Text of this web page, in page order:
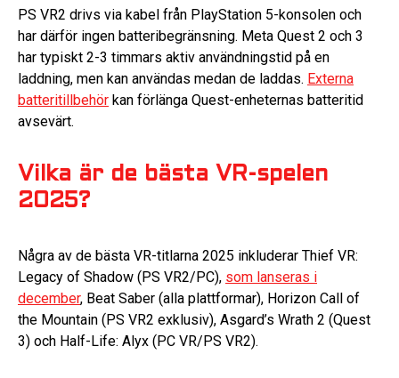
PS VR2 drivs via kabel från PlayStation 5-konsolen och
har därför ingen batteribegränsning. Meta Quest 2 och 3
har typiskt 2-3 timmars aktiv användningstid på en
laddning, men kan användas medan de laddas. Externa
batteritillbehör kan förlänga Quest-enheternas batteritid
avsevärt.
Vilka är de bästa VR-spelen
2025?
Några av de bästa VR-titlarna 2025 inkluderar Thief VR:
Legacy of Shadow (PS VR2/PC), som lanseras i
december, Beat Saber (alla plattformar), Horizon Call of
the Mountain (PS VR2 exklusiv), Asgard’s Wrath 2 (Quest
3) och Half-Life: Alyx (PC VR/PS VR2).